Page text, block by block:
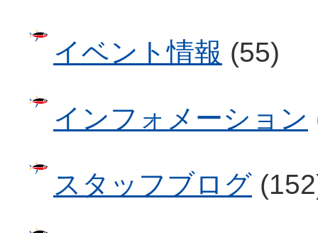
イベント情報 (55)
インフォメーション
スタッフブログ